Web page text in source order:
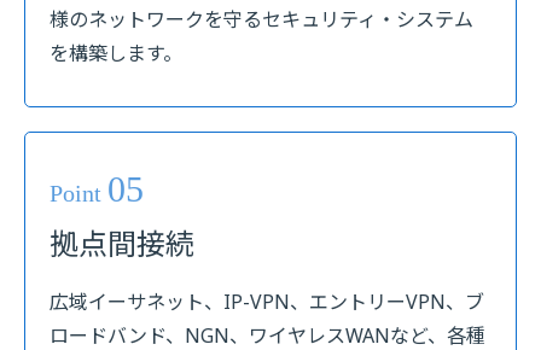
様のネットワークを守るセキュリティ・システム
を構築します。
Point 05
拠点間接続
広域イーサネット、IP-VPN、エントリーVPN、ブ
ロードバンド、NGN、ワイヤレスWANなど、各種